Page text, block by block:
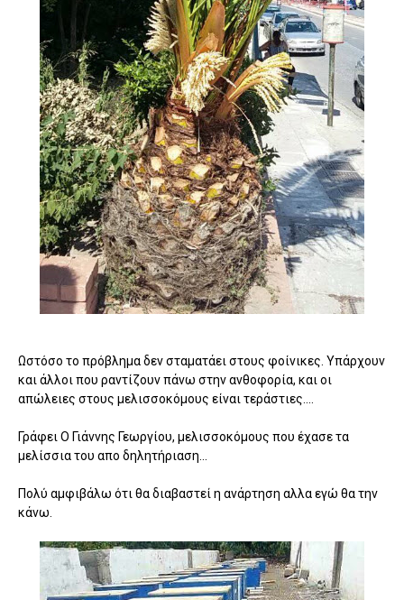
Ωστόσο το πρόβλημα δεν σταματάει στους φοίνικες. Υπάρχουν
και άλλοι που ραντίζουν πάνω στην ανθοφορία, και οι
απώλειες στους μελισσοκόμους είναι τεράστιες....
Γράφει Ο Γιάννης Γεωργίου, μελισσοκόμους που έχασε τα
μελίσσια του απο δηλητήριαση...
Πολύ αμφιβάλω ότι θα διαβαστεί η ανάρτηση αλλα εγώ θα την
κάνω.